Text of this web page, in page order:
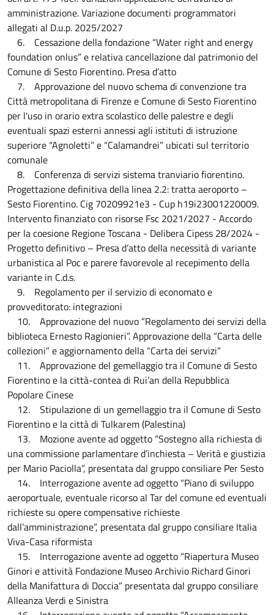
amministrazione. Variazione documenti programmatori
allegati al D.u.p. 2025/2027
6. Cessazione della fondazione “Water right and energy
foundation onlus” e relativa cancellazione dal patrimonio del
Comune di Sesto Fiorentino. Presa d’atto
7. Approvazione del nuovo schema di convenzione tra
Città metropolitana di Firenze e Comune di Sesto Fiorentino
per l'uso in orario extra scolastico delle palestre e degli
eventuali spazi esterni annessi agli istituti di istruzione
superiore “Agnoletti” e “Calamandrei” ubicati sul territorio
comunale
8. Conferenza di servizi sistema tranviario fiorentino.
Progettazione definitiva della linea 2.2: tratta aeroporto –
Sesto Fiorentino. Cig 70209921e3 - Cup h19i23001220009.
Intervento finanziato con risorse Fsc 2021/2027 - Accordo
per la coesione Regione Toscana - Delibera Cipess 28/2024 -
Progetto definitivo – Presa d’atto della necessità di variante
urbanistica al Poc e parere favorevole al recepimento della
variante in C.d.s.
9. Regolamento per il servizio di economato e
provveditorato: integrazioni
10. Approvazione del nuovo “Regolamento dei servizi della
biblioteca Ernesto Ragionieri”. Approvazione della “Carta delle
collezioni” e aggiornamento della “Carta dei servizi”
11. Approvazione del gemellaggio tra il Comune di Sesto
Fiorentino e la città-contea di Rui’an della Repubblica
Popolare Cinese
12. Stipulazione di un gemellaggio tra il Comune di Sesto
Fiorentino e la città di Tulkarem (Palestina)
13. Mozione avente ad oggetto “Sostegno alla richiesta di
una commissione parlamentare d’inchiesta – Verità e giustizia
per Mario Paciolla”, presentata dal gruppo consiliare Per Sesto
14. Interrogazione avente ad oggetto “Piano di sviluppo
aeroportuale, eventuale ricorso al Tar del comune ed eventuali
richieste su opere compensative richieste
dall’amministrazione”, presentata dal gruppo consiliare Italia
Viva-Casa riformista
15. Interrogazione avente ad oggetto “Riapertura Museo
Ginori e attività Fondazione Museo Archivio Richard Ginori
della Manifattura di Doccia” presentata dal gruppo consiliare
Alleanza Verdi e Sinistra